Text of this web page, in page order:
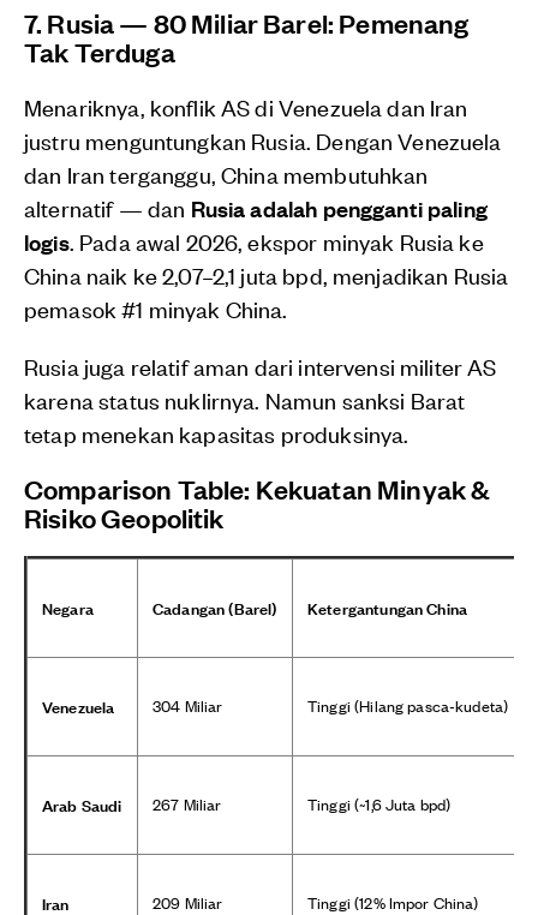
7. Rusia — 80 Miliar Barel: Pemenang
Tak Terduga
Menariknya, konflik AS di Venezuela dan Iran
justru menguntungkan Rusia. Dengan Venezuela
dan Iran terganggu, China membutuhkan
alternatif — dan Rusia adalah pengganti paling
logis. Pada awal 2026, ekspor minyak Rusia ke
China naik ke 2,07–2,1 juta bpd, menjadikan Rusia
pemasok #1 minyak China.
Rusia juga relatif aman dari intervensi militer AS
karena status nuklirnya. Namun sanksi Barat
tetap menekan kapasitas produksinya.
Comparison Table: Kekuatan Minyak &
Risiko Geopolitik
Negara Cadangan (Barel) Ketergantungan China
Venezuela 304 Miliar Tinggi (Hilang pasca-kudeta)
Arab Saudi 267 Miliar Tinggi (~1,6 Juta bpd)
Iran 209 Miliar Tinggi (12% Impor China)